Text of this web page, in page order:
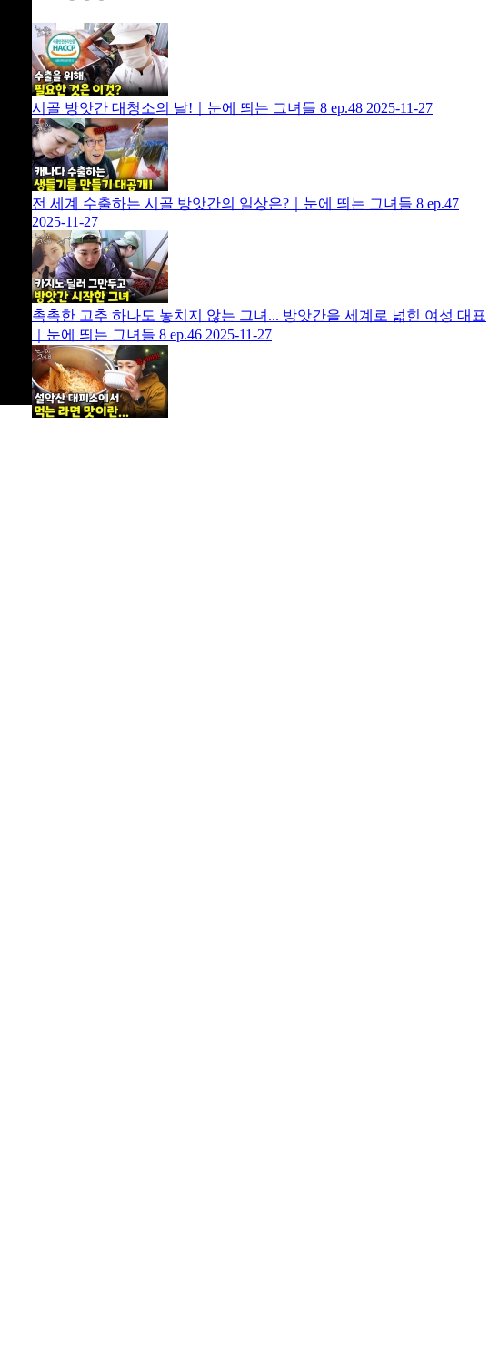
시골 방앗간 대청소의 날!｜눈에 띄는 그녀들 8 ep.48 2025-11-27
전 세계 수출하는 시골 방앗간의 일상은?｜눈에 띄는 그녀들 8 ep.47
2025-11-27
촉촉한 고추 하나도 놓치지 않는 그녀... 방앗간을 세계로 넓힌 여성 대표
｜눈에 띄는 그녀들 8 ep.46 2025-11-27